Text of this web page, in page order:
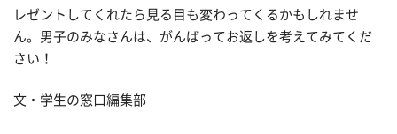
レゼントしてくれたら見る目も変わってくるかもしれませ
ん。男子のみなさんは、がんばってお返しを考えてみてくだ
さい！
文・学生の窓口編集部